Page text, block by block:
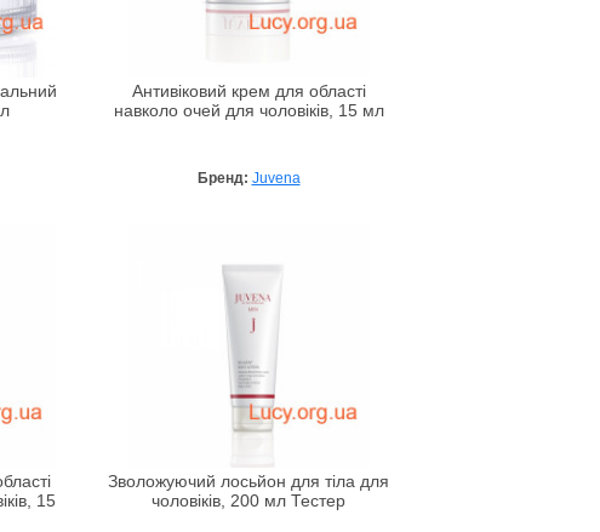
Антивіковий крем для області
навколо очей для чоловіків, 15 мл
Бренд: Juvena
15
Зволожуючий лосьйон для тіла для
чоловіків, 200 мл Тестер